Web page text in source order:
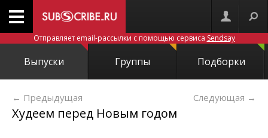
Отправляет email-рассылки с помощью сервиса Sendsay
Выпуски Группы Подборки
← Предыдущая Следующая →
Худеем перед Новым годом